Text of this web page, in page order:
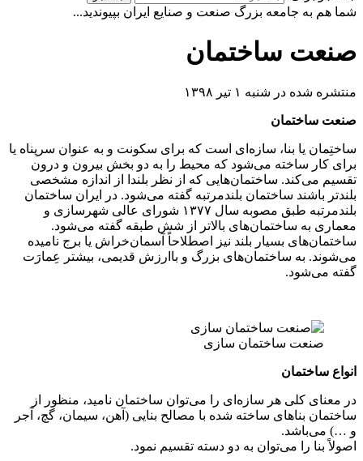
بزرگ صنعت و صنایع ایران بپیوندید...
۱ تیر ۱۳۹۸
سازه‌ای است که برای سکونت و به عنوان سرپناه یا
می‌شود که محیط را به دو بخش بیرون و درون
ساختمان‌هایی که از نظر بلندا از اندازه مشخصی
ساختمان بلندمرتبه گفته می‌شود. در ایران ساختمان
بلندمرتبه طبق مصوبه سال ۱۳۷۷ شورای عالی شهرسازی و
بالاتر از شش طبقه گفته می‌شود.
بلند نیز اصطلاحاً آسمان‌خراش یا برج نامیده
بزرگ و باارزش قدیمی، بیشتر عِمارَت
ساختمان سازی
هر سازه‌ای را می‌توان ساختمان نامید، منظور از
ساخته شده با مصالح بنایی (آهن، سیمان، گچ، آجر
می‌توان به دو دسته تقسیم نمود.